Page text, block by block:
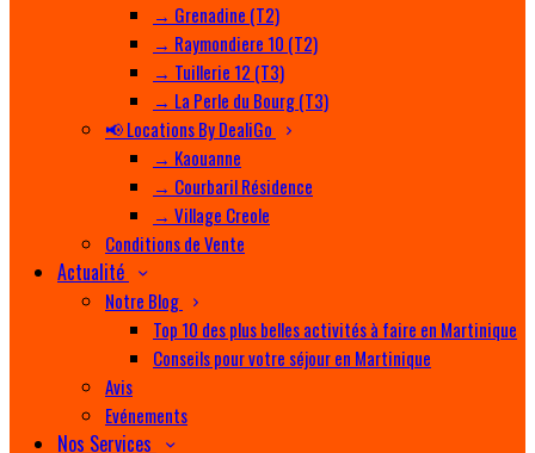
→ Grenadine (T2)
→ Raymondiere 10 (T2)
→ Tuillerie 12 (T3)
→ La Perle du Bourg (T3)
📢 Locations By DealiGo
→ Kaouanne
→ Courbaril Résidence
→ Village Creole
Conditions de Vente
Actualité
Notre Blog
Top 10 des plus belles activités à faire en Martinique
Conseils pour votre séjour en Martinique
Avis
Evénements
Nos Services